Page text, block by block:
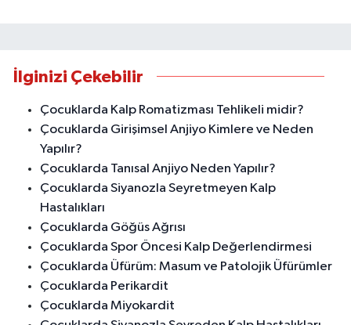
İlginizi Çekebilir
Çocuklarda Kalp Romatizması Tehlikeli midir?
Çocuklarda Girişimsel Anjiyo Kimlere ve Neden
Yapılır?
Çocuklarda Tanısal Anjiyo Neden Yapılır?
Çocuklarda Siyanozla Seyretmeyen Kalp
Hastalıkları
Çocuklarda Göğüs Ağrısı
Çocuklarda Spor Öncesi Kalp Değerlendirmesi
Çocuklarda Üfürüm: Masum ve Patolojik Üfürümler
Çocuklarda Perikardit
Çocuklarda Miyokardit